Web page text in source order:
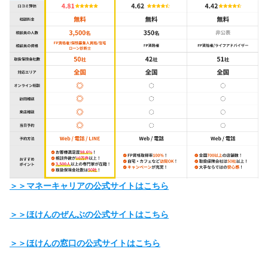
＞＞マネーキャリアの公式サイトはこちら
＞＞ほけんのぜんぶの公式サイトはこちら
＞＞ほけんの窓口の公式サイトはこちら